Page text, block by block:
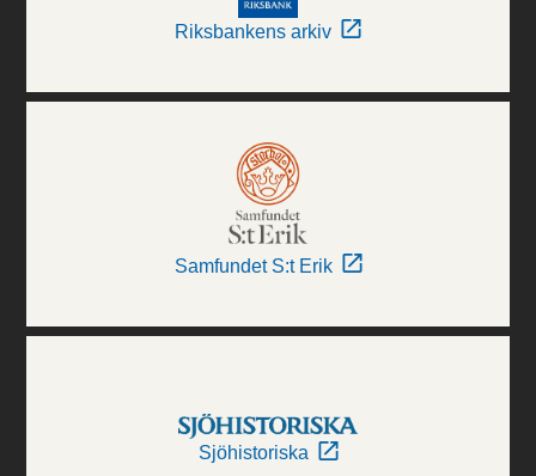
Riksbankens arkiv
Samfundet S:t Erik
Sjöhistoriska